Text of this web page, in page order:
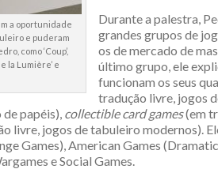
a oportunidade
e puderam
como ‘Coup’,
la Lumière’ e
Durante a palestra,
grandes grupos de
os de mercado de
último grupo, ele
funcionam os seus
tradução livre, jogos
papéis), collectible card games(em
livre, jogos de tabuleiro modernos).
Games), American Games
e Social Games.